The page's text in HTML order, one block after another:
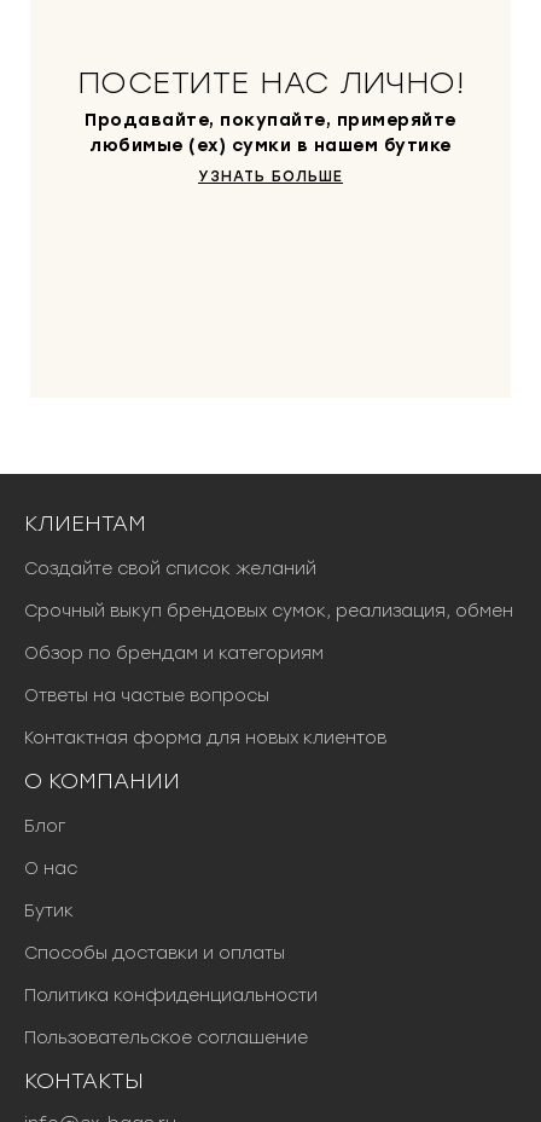
ПОСЕТИТЕ НАС ЛИЧНО!
Продавайте, покупайте, примеряйте
любимые (ex) сумки в нашем бутике
УЗНАТЬ БОЛЬШЕ
КЛИЕНТАМ
Создайте свой список желаний
Срочный выкуп брендовых сумок, реализация, обмен
Обзор по брендам и категориям
Ответы на частые вопросы
Контактная форма для новых клиентов
О КОМПАНИИ
Блог
О нас
Бутик
Способы доставки и оплаты
Политика конфиденциальности
Пользовательское соглашение
КОНТАКТЫ